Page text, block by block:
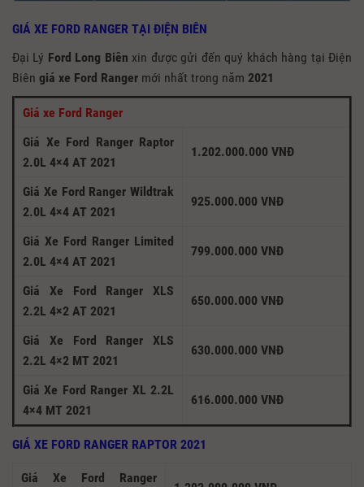
GIÁ XE FORD RANGER TẠI ĐIỆN BIÊN
Đại Lý Ford Long Biên xin được gửi đến quý khách hàng tại Điện
Biên giá xe Ford Ranger mới nhất trong năm 2021
Giá xe Ford Ranger
Giá Xe Ford Ranger Raptor
2.0L 4×4 AT 2021
1.202.000.000 VNĐ
Giá Xe Ford Ranger Wildtrak
2.0L 4×4 AT 2021
925.000.000 VNĐ
Giá Xe Ford Ranger Limited
2.0L 4×4 AT 2021
799.000.000 VNĐ
Giá Xe Ford Ranger XLS
2.2L 4×2 AT 2021
650.000.000 VNĐ
Giá Xe Ford Ranger XLS
2.2L 4×2 MT 2021
630.000.000 VNĐ
Giá Xe Ford Ranger XL 2.2L
4×4 MT 2021
616.000.000 VNĐ
GIÁ XE FORD RANGER RAPTOR 2021
Giá Xe Ford Ranger